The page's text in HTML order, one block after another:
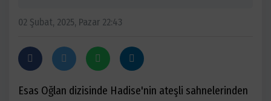
02 Şubat, 2025, Pazar 22:43
Esas Oğlan dizisinde Hadise'nin ateşli sahnelerinden